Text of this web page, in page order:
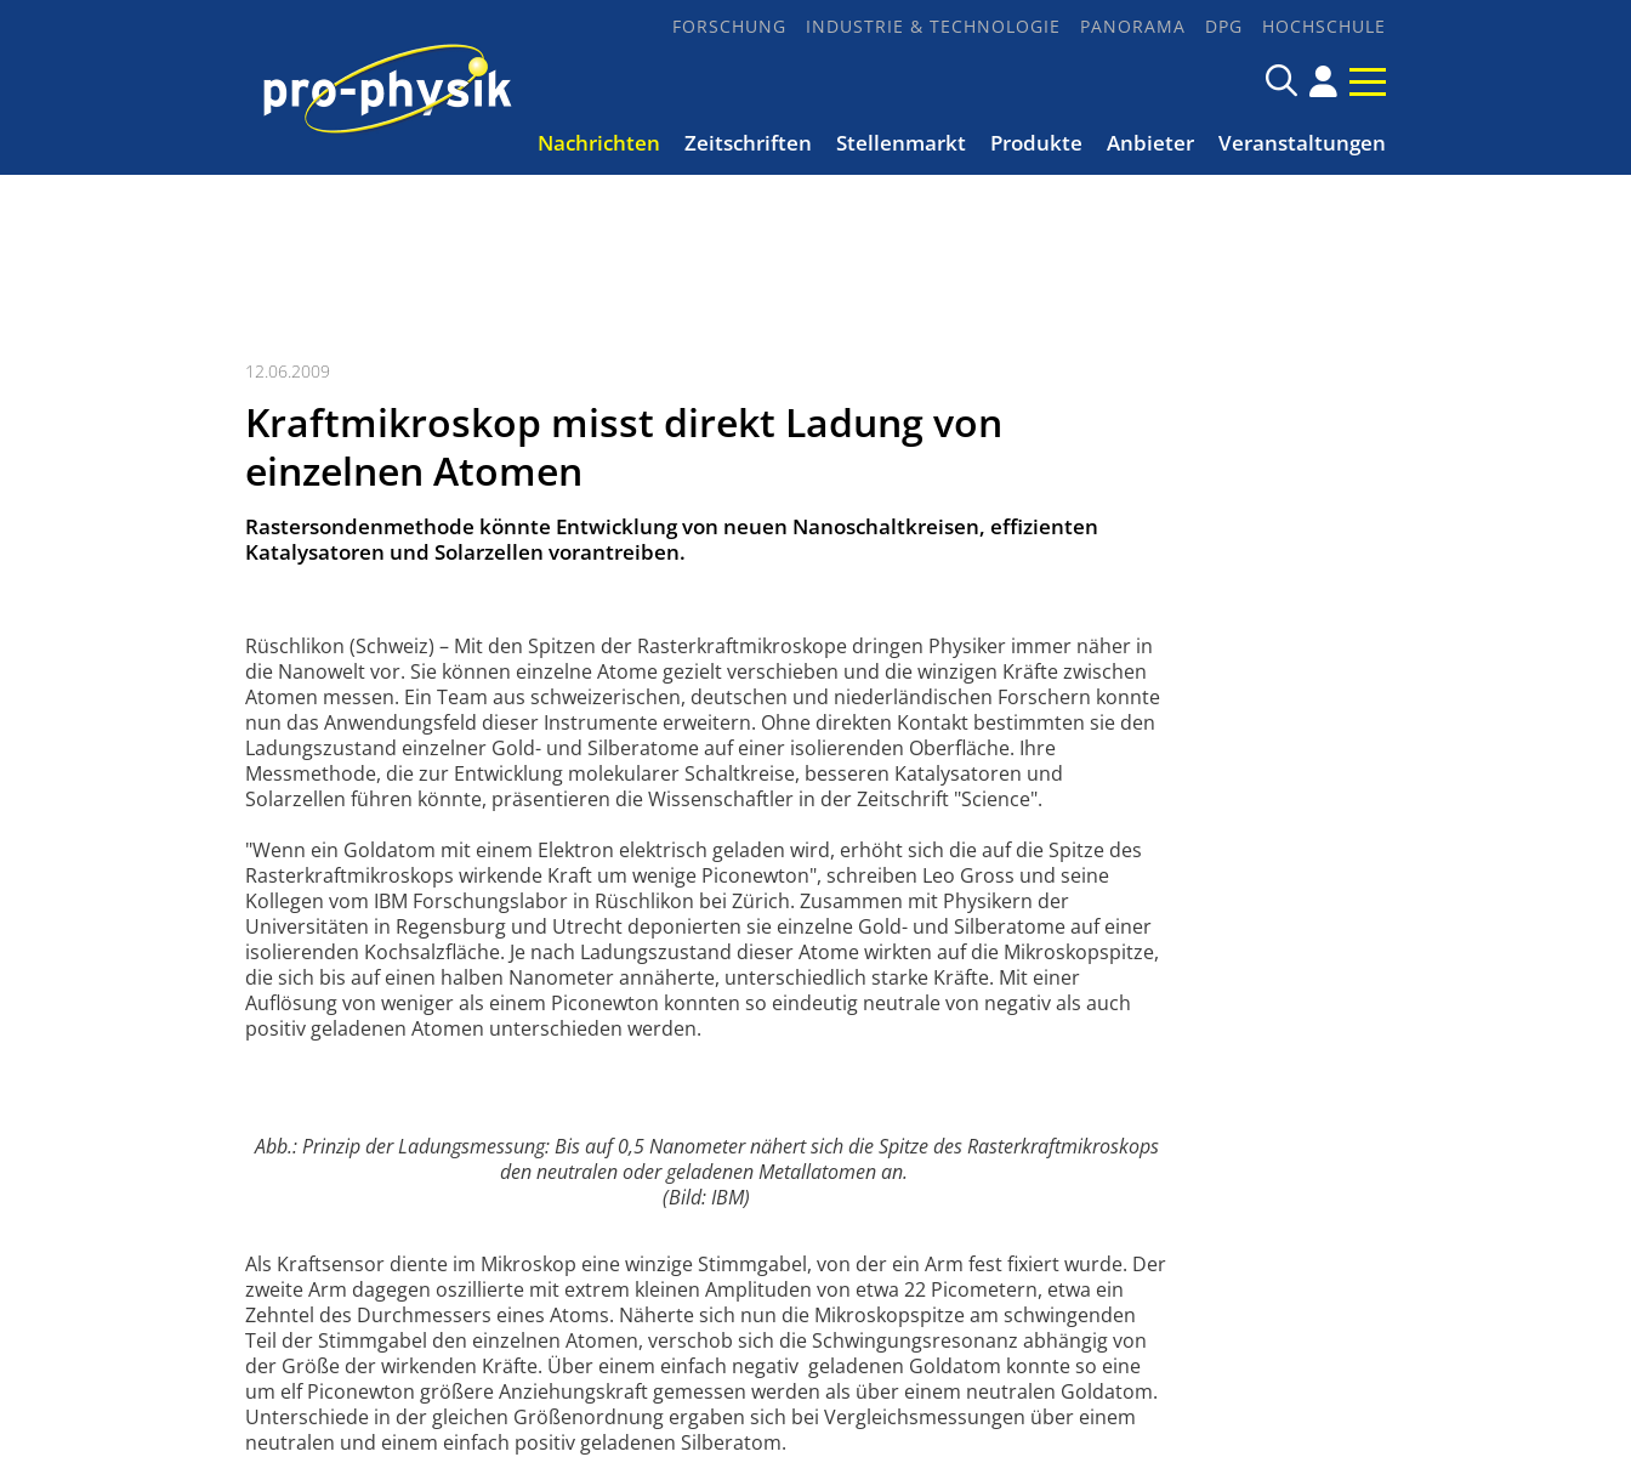
FORSCHUNG INDUSTRIE & TECHNOLOGIE PANORAMA DPG HOCHSCHULE
Nachrichten Zeitschriften Stellenmarkt Produkte Anbieter Veranstaltungen
12.06.2009
Kraftmikroskop misst direkt Ladung von
einzelnen Atomen
Rastersondenmethode könnte Entwicklung von neuen Nanoschaltkreisen, effizienten
Katalysatoren und Solarzellen vorantreiben.
Rüschlikon (Schweiz) – Mit den Spitzen der Rasterkraftmikroskope dringen Physiker immer näher in
die Nanowelt vor. Sie können einzelne Atome gezielt verschieben und die winzigen Kräfte zwischen
Atomen messen. Ein Team aus schweizerischen, deutschen und niederländischen Forschern konnte
nun das Anwendungsfeld dieser Instrumente erweitern. Ohne direkten Kontakt bestimmten sie den
Ladungszustand einzelner Gold- und Silberatome auf einer isolierenden Oberfläche. Ihre
Messmethode, die zur Entwicklung molekularer Schaltkreise, besseren Katalysatoren und
Solarzellen führen könnte, präsentieren die Wissenschaftler in der Zeitschrift "Science".
"Wenn ein Goldatom mit einem Elektron elektrisch geladen wird, erhöht sich die auf die Spitze des
Rasterkraftmikroskops wirkende Kraft um wenige Piconewton", schreiben Leo Gross und seine
Kollegen vom IBM Forschungslabor in Rüschlikon bei Zürich. Zusammen mit Physikern der
Universitäten in Regensburg und Utrecht deponierten sie einzelne Gold- und Silberatome auf einer
isolierenden Kochsalzfläche. Je nach Ladungszustand dieser Atome wirkten auf die Mikroskopspitze,
die sich bis auf einen halben Nanometer annäherte, unterschiedlich starke Kräfte. Mit einer
Auflösung von weniger als einem Piconewton konnten so eindeutig neutrale von negativ als auch
positiv geladenen Atomen unterschieden werden.
Abb.: Prinzip der Ladungsmessung: Bis auf 0,5 Nanometer nähert sich die Spitze des Rasterkraftmikroskops
den neutralen oder geladenen Metallatomen an.
(Bild: IBM)
Als Kraftsensor diente im Mikroskop eine winzige Stimmgabel, von der ein Arm fest fixiert wurde. Der
zweite Arm dagegen oszillierte mit extrem kleinen Amplituden von etwa 22 Picometern, etwa ein
Zehntel des Durchmessers eines Atoms. Näherte sich nun die Mikroskopspitze am schwingenden
Teil der Stimmgabel den einzelnen Atomen, verschob sich die Schwingungsresonanz abhängig von
der Größe der wirkenden Kräfte. Über einem einfach negativ geladenen Goldatom konnte so eine
um elf Piconewton größere Anziehungskraft gemessen werden als über einem neutralen Goldatom.
Unterschiede in der gleichen Größenordnung ergaben sich bei Vergleichsmessungen über einem
neutralen und einem einfach positiv geladenen Silberatom.